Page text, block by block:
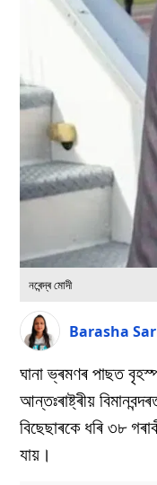
নৰেন্দ্ৰ মোদী
Barasha
ঘানা ভ্ৰমণৰ পাছত
আন্তঃৰাষ্ট্ৰীয়
বিছেছাৰকে ধৰি ৩৮
যায়।